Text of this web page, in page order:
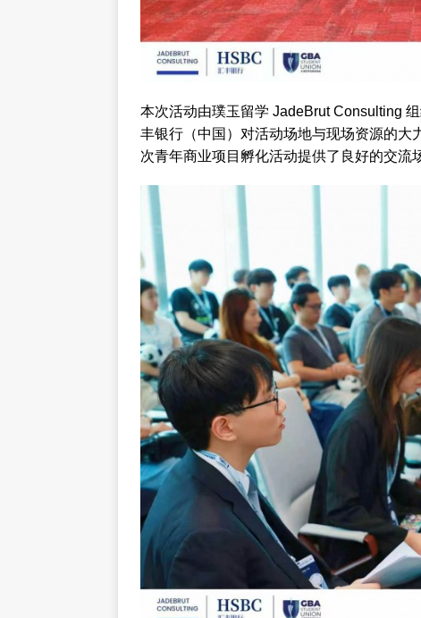
本次活动由璞玉留学 JadeBrut Consulting
丰银行（中国）对活动场地与现场资源的大
次青年商业项目孵化活动提供了良好的交流